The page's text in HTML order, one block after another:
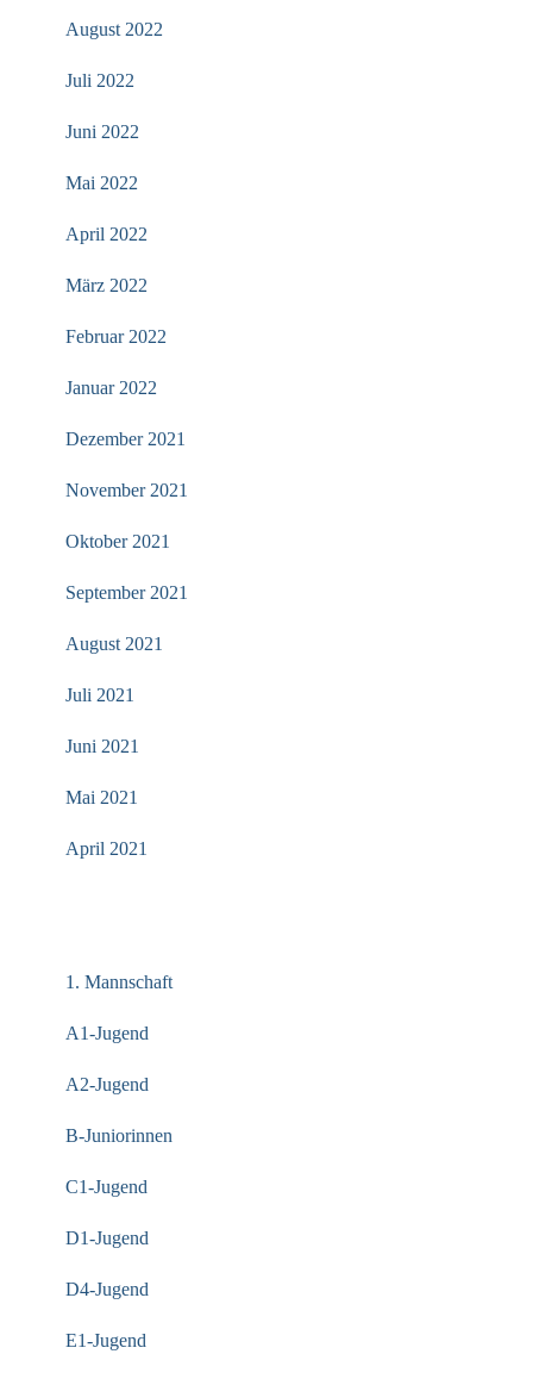
August 2022
Juli 2022
Juni 2022
Mai 2022
April 2022
März 2022
Februar 2022
Januar 2022
Dezember 2021
November 2021
Oktober 2021
September 2021
August 2021
Juli 2021
Juni 2021
Mai 2021
April 2021
1. Mannschaft
A1-Jugend
A2-Jugend
B-Juniorinnen
C1-Jugend
D1-Jugend
D4-Jugend
E1-Jugend